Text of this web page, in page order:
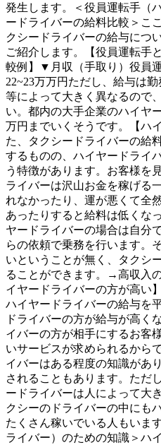
発生します。＜役員運転手（
ードライバーの給料比較＞こ
クシードライバーの給与につ
ご紹介します。【役員運転手
較例】▼月収（手取り）役員
22~23万万円ただし、給与は
等によって大きく異なるので
い。都内の大手企業のハイヤ
万円までいくそうです。【ハ
た、タクシードライバーの給
するものの、ハイヤードライ
う特徴があります。お客様を
ライバーは沢山お金を稼げる
れなかったり、運が悪くて全
あったりすると給料は低くな
ヤードライバーの場合は自分
らの依頼で乗務を行います。
いということが無く、タクシ
ることができます。→高収入
イヤードライバーの方が高い
ハイヤードライバーの給与を
ドライバーの方が給与が高く
イバーの方が相手にするお客
いサービスが求められるから
イバーはある程度の知識があ
されることもあります。ただ
ードライバーは人によって大
クシーのドライバーの中にも
たくさん稼いでいる人もいま
ライバー）のための知識＞ハ